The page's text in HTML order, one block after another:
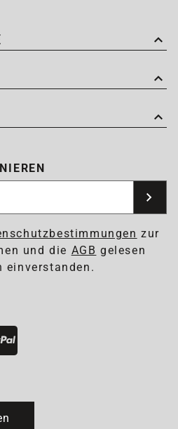
zur
und die AGB gelesen
einverstanden.